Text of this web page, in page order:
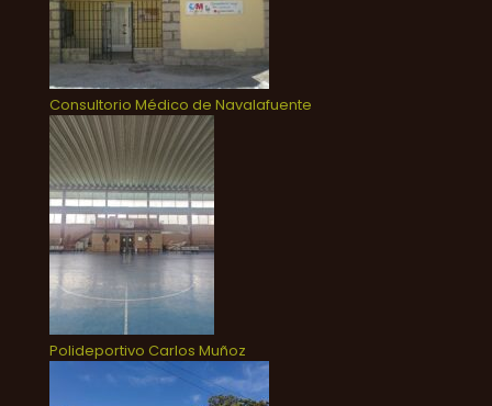
Consultorio Médico de Navalafuente
Polideportivo Carlos Muñoz